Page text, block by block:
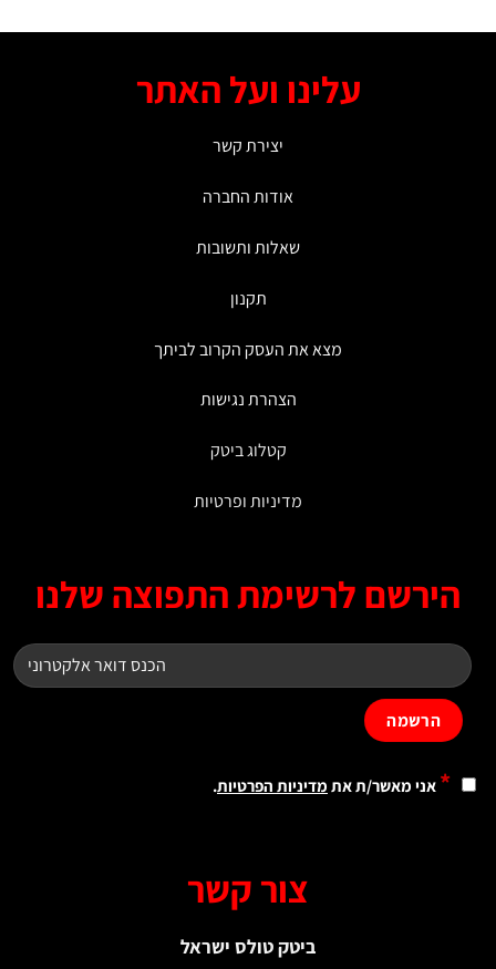
מספר
ניתן
לבחור עלינו ועל האתר
יצירת קשר
אודות החברה
שאלות ותשובות
מצא את העסק הקרוב לביתך
הצהרת נגישות
קטלוג ביטק
מדיניות ופרטיות
לרשימת התפוצה שלנו
אני מאשר/ת אתמדיניות הפרטיות.
צור קשר
ביטק טולס ישראל